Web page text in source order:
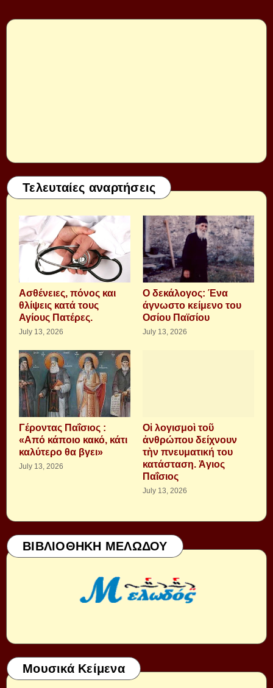
Τελευταίες αναρτήσεις
Aσθένειες, πόνος και
θλίψεις κατά τους
Αγίους Πατέρες.
July 13, 2026
Ο δεκάλογος: Ένα
άγνωστο κείμενο του
Οσίου Παϊσίου
July 13, 2026
Γέροντας Παΐσιος :
«Από κάποιο κακό, κάτι
καλύτερο θα βγει»
July 13, 2026
Οἱ λογισμοὶ τοῦ
ἀνθρώπου δείχνουν
τὴν πνευματική του
κατάσταση. Ἁγιος
Παΐσιος
July 13, 2026
ΒΙΒΛΙΟΘΗΚΗ ΜΕΛΩΔΟΥ
Μουσικά Κείμενα